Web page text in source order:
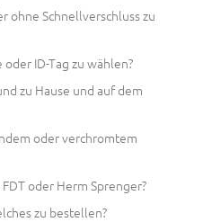
ohne Schnellverschluss zu
ID-Tag zu wählen?
zu Hause und auf dem
oder verchromtem
oder Herm Sprenger?
zu bestellen?